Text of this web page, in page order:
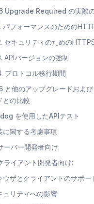
Upgrade Required の実際
パフォーマンスのための
セキュリティのための
APIバージョンの強制
プロトコル移行期間
と他のアップグレードおよ
との比較
を使用したAPIテスト
に関する考慮事項
ーバー開発者向け:
ライアント開発者向け:
ウザとクライアントのサポー
ュリティへの影響